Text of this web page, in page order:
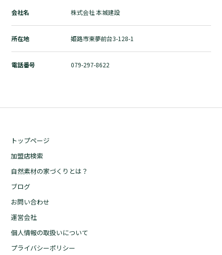
トップページ
加盟店検索
自然素材の家づくりとは？
会社名 株式会社 本城建設
所在地 姫路市東夢前台3-128-1
電話番号 079-297-8622
トップページ
加盟店検索
自然素材の家づくりとは？
ブログ
お問い合わせ
運営会社
個人情報の取扱いについて
プライバシーポリシー